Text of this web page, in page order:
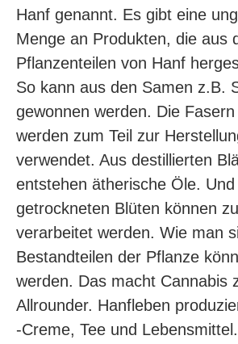
Hanf genannt. Es gibt eine
Menge an Produkten, die aus
Pflanzenteilen von Hanf
So kann aus den Samen z.B.
gewonnen werden. Die
werden zum Teil zur
verwendet. Aus destillierten
entstehen ätherische Öle. Und
getrockneten Blüten können
verarbeitet werden. Wie man
Bestandteilen der Pflanze
werden. Das macht Cannabis
Allrounder. Hanfleben
-Creme, Tee und